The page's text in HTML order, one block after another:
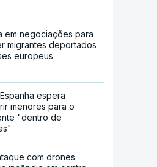
em negociações para
migrantes deportados
europeus
espera
menores para o
"dentro de
com drones